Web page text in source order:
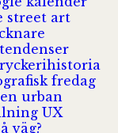
street art
tendenser
fredag
urban
UX
väg?